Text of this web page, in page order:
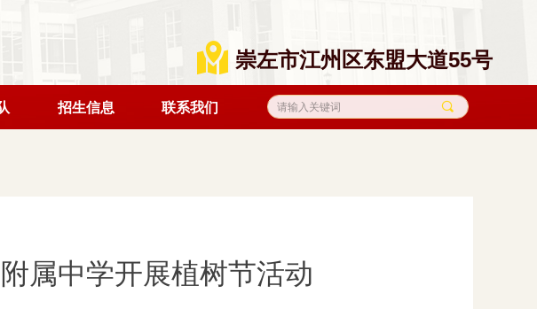
崇左市江州区东盟大道55号
낕
끠
招生信息 联系我们
属中学开展植树节活动